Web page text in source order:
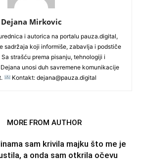
Dejana Mirkovic
i autorica na portalu pauza.digital,
sadržaja koji informiše, zabavlja i podstiče
strašću prema pisanju, tehnologiji i
unosi duh savremene komunikacije
Kontakt: dejana@pauza.digital
MORE FROM AUTHOR
sam krivila majku što me je
a onda sam otkrila očevu